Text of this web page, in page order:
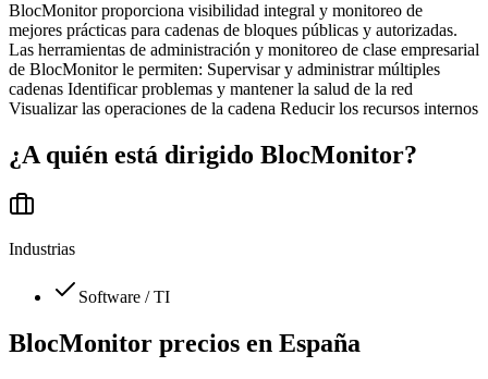
BlocMonitor proporciona visibilidad integral y monitoreo de
mejores prácticas para cadenas de bloques públicas y autorizadas.
Las herramientas de administración y monitoreo de clase empresarial
de BlocMonitor le permiten: Supervisar y administrar múltiples
cadenas Identificar problemas y mantener la salud de la red
Visualizar las operaciones de la cadena Reducir los recursos internos
¿A quién está dirigido BlocMonitor?
Industrias
Software / TI
BlocMonitor precios en España